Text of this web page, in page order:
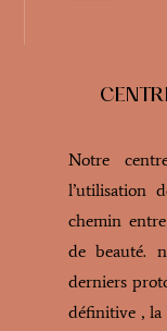
Notre
l’utilisation
chemin
de beauté.
derniers
définitive , la